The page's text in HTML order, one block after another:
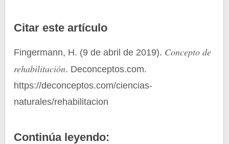
Citar este artículo
Fingermann, H. (9 de abril de 2019). Concepto de
rehabilitación. Deconceptos.com.
https://deconceptos.com/ciencias-
naturales/rehabilitacion
Continúa leyendo: